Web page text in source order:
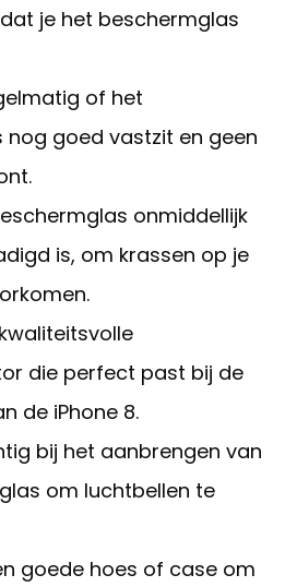
je het beschermglas
of het
nog goed vastzit en geen
onmiddellijk
is, om krassen op je
die perfect past bij de
de iPhone 8.
bij het aanbrengen van
om luchtbellen te
goede hoes of case om